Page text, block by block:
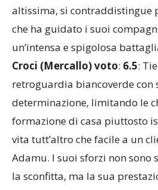
della Jeraghese in una partita
altissima, si contraddistingue
che ha guidato i suoi
un’intensa e spigolosa
Croci (Mercallo) voto:6.5:
retroguardia biancoverde con
determinazione, limitando le
formazione di casa piuttosto
vita tutt’altro che facile a un
Adamu. I suoi sforzi non sono